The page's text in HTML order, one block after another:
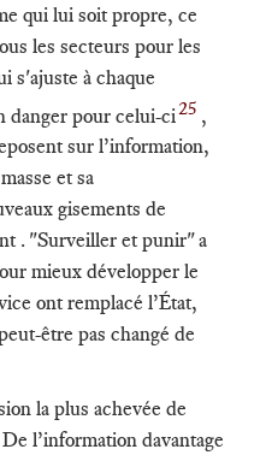
qui lui soit propre, ce
les secteurs pour les
s'ajuste à chaque
danger pour celui-ci 25 ,
sur l’information,
et sa
gisements de
. "Surveiller et punir" a
mieux développer le
ont remplacé l’État,
être pas changé de
la plus achevée de
l’information davantage